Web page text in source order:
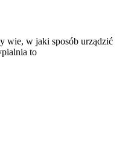
wie, w jaki sposób urządzić
to